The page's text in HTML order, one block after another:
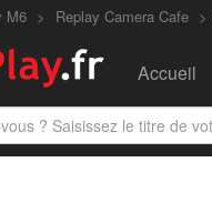
M6 Replay Camera Cafe
Accueil